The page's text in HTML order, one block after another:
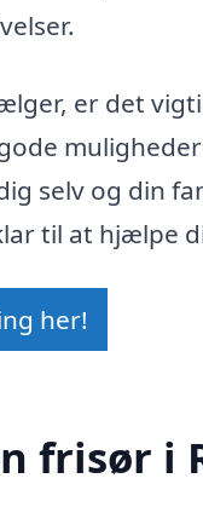
er det
selv og din
til at hjælpe
her!
frisør i